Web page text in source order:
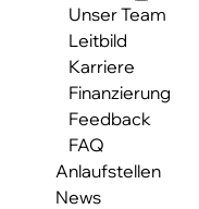
Unser Team
Leitbild
Karriere
Finanzierung
Feedback
FAQ
Anlaufstellen
News